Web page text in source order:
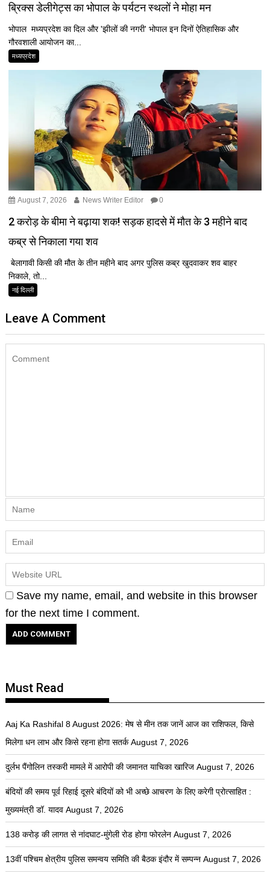
ब्रिक्स डेलीगेट्स का भोपाल के पर्यटन स्थलों ने मोहा मन
भोपाल मध्यप्रदेश का दिल और 'झीलों की नगरी' भोपाल इन दिनों ऐतिहासिक और
गौरवशाली आयोजन का...
मध्यप्रदेश
August 7, 2026 News Writer Editor 0
2 करोड़ के बीमा ने बढ़ाया शक! सड़क हादसे में मौत के 3 महीने बाद
कब्र से निकाला गया शव
बेलागावी किसी की मौत के तीन महीने बाद अगर पुलिस कब्र खुदवाकर शव बाहर
निकाले, तो...
नई दिल्ली
Leave A Comment
Save my name, email, and website in this browser
for the next time I comment.
Must Read
Aaj Ka Rashifal 8 August 2026: मेष से मीन तक जानें आज का राशिफल, किसे
मिलेगा धन लाभ और किसे रहना होगा सतर्क August 7, 2026
दुर्लभ पैंगोलिन तस्करी मामले में आरोपी की जमानत याचिका खारिज August 7, 2026
बंदियों की समय पूर्व रिहाई दूसरे बंदियों को भी अच्छे आचरण के लिए करेगी प्रोत्साहित :
मुख्यमंत्री डॉ. यादव August 7, 2026
138 करोड़ की लागत से नांदघाट-मुंगेली रोड होगा फोरलेन August 7, 2026
13वीं पश्चिम क्षेत्रीय पुलिस समन्वय समिति की बैठक इंदौर में सम्पन्न August 7, 2026